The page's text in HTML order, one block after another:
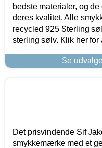
bedste materialer, og
deres kvalitet. Alle
recycled 925 Sterling
sterling sølv. Klik her for
Se
Det prisvindende Sif
smykkemærke med et